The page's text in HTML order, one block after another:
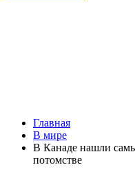
Главная
В мире
В Канаде нашли
потомстве